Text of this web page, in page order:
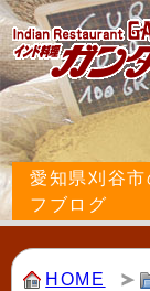
愛知県刈谷
フブログ
HOME